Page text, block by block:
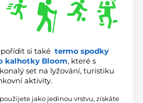
si také termo spodky
kalhotky Bloom, které s
set na lyžování, turistiku
aktivity.